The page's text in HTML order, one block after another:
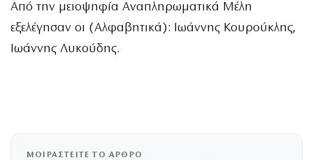
Από την μειοψηφία Αναπληρωματικά Μέλη
εξελέγησαν οι (Αλφαβητικά): Ιωάννης Κουρούκλης,
Ιωάννης Λυκούδης.
ΜΟΙΡΑΣΤΕΙΤΕ ΤΟ ΑΡΘΡΟ